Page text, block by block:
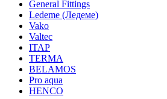
General Fittings
Ledeme (Ледеме)
Vako
Valtec
ITAP
TERMA
BELAMOS
Pro aqua
HENCO